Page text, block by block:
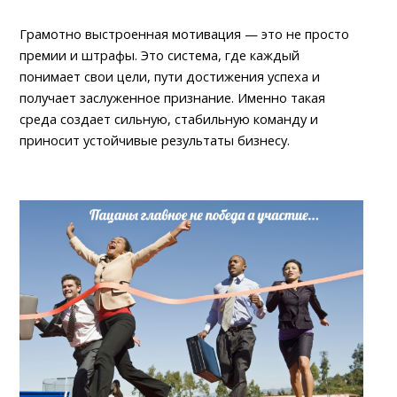
Грамотно выстроенная мотивация — это не просто
премии и штрафы. Это система, где каждый
понимает свои цели, пути достижения успеха и
получает заслуженное признание. Именно такая
среда создает сильную, стабильную команду и
приносит устойчивые результаты бизнесу.